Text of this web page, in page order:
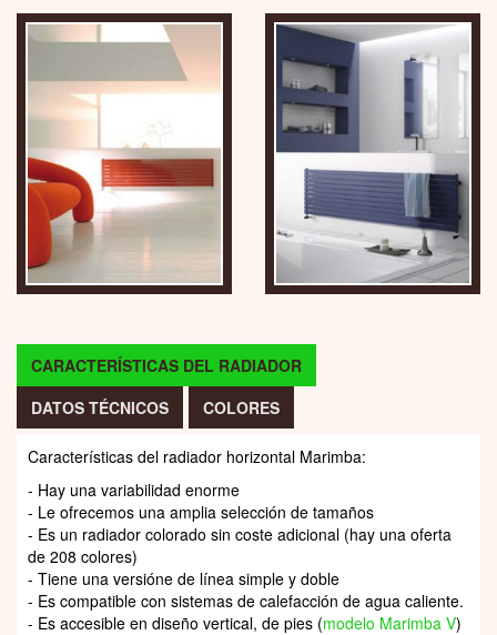
CARACTERÍSTICAS DEL RADIADOR
DATOS TÉCNICOS
COLORES
Características del radiador horizontal Marimba:
- Hay una variabilidad enorme
- Le ofrecemos una amplia selección de tamaños
- Es un radiador colorado sin coste adicional (hay una oferta
de 208 colores)
- Tiene una versióne de línea simple y doble
- Es compatible con sistemas de calefacción de agua caliente.
- Es accesible en diseño vertical, de pies (modelo Marimba V)